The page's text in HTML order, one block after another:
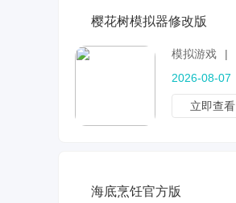
樱花树模拟器修改版
模拟游戏 |
2026-08-07
立即查看
海底烹饪官方版